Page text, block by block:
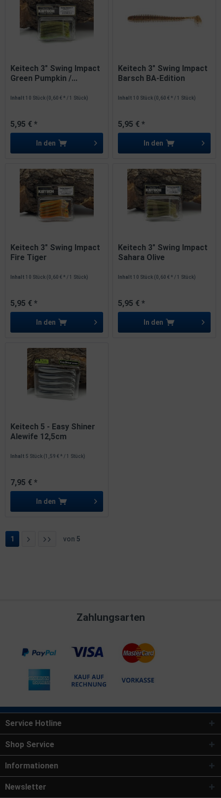
Keitech 3" Swing Impact
Green Pumpkin /...
Inhalt10 Stück (0,60 € * / 1 Stück)
5,95 € *
In den
Keitech 3" Swing Impact
Barsch BA-Edition
Inhalt10 Stück (0,60 € * / 1 Stück)
5,95 € *
In den
Keitech 3" Swing Impact
Fire Tiger
Inhalt10 Stück (0,60 € * / 1 Stück)
5,95 € *
In den
Keitech 3" Swing Impact
Sahara Olive
Inhalt10 Stück (0,60 € * / 1 Stück)
5,95 € *
In den
Keitech 5 - Easy Shiner
Alewife 12,5cm
Inhalt 5 Stück (1,59 € * / 1 Stück)
7,95 € *
In den
1 von 5
Zahlungsarten
Service Hotline
Shop Service
Informationen
Newsletter